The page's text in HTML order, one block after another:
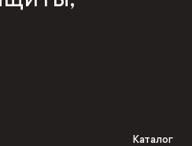
Каталог